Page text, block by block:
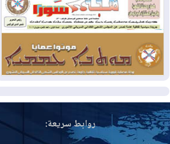
2026-08-03
العجز والاقتراض يطوقان
المالية العراقية.. اقتراض يتجاوز 3 تريليونات
دينار!
2026-08-03كوبا تغرق في الظلام مجددا
وانهيار الشبكة الكهربائية
المزيد
روابط سريعة: